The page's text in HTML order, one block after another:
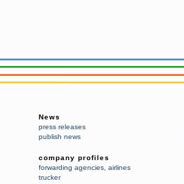
News
press releases
publish news
company profiles
forwarding agencies airlines
trucker